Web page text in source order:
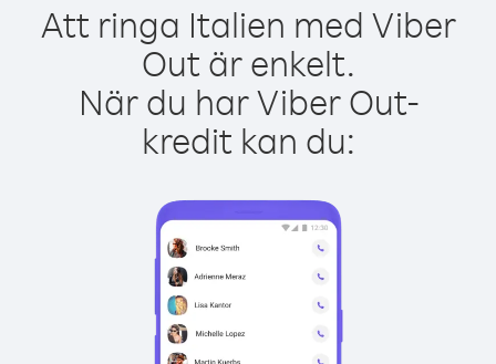
Att ringa Italien med Viber
Out är enkelt.
När du har Viber Out-
kredit kan du: